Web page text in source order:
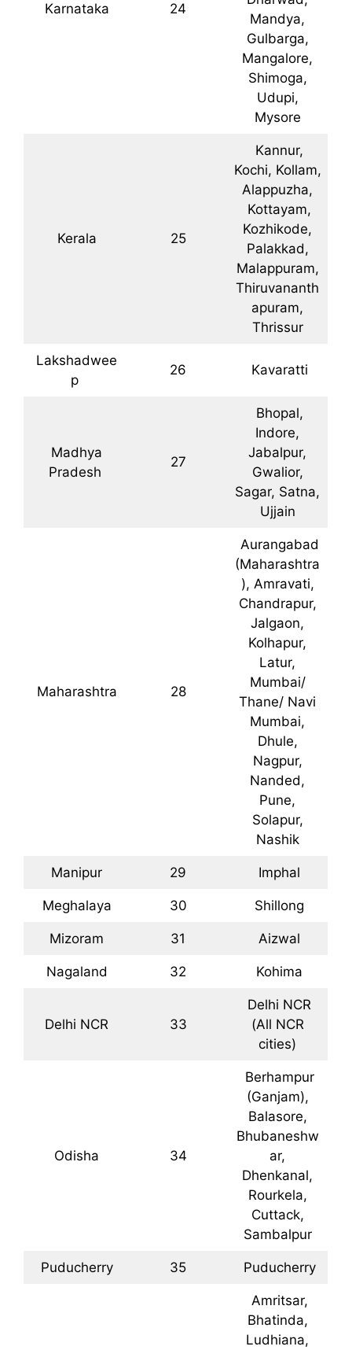
Karnataka 24
Mandya,
Gulbarga,
Mangalore,
Shimoga,
Udupi,
Mysore
Kerala 25
Kannur,
Kochi, Kollam,
Alappuzha,
Kottayam,
Kozhikode,
Palakkad,
Malappuram,
Thiruvananth
apuram,
Thrissur
Lakshadwee
p
26 Kavaratti
Madhya
Pradesh
27
Bhopal,
Indore,
Jabalpur,
Gwalior,
Sagar, Satna,
Ujjain
Maharashtra 28
Aurangabad
(Maharashtra
), Amravati,
Chandrapur,
Jalgaon,
Kolhapur,
Latur,
Mumbai/
Thane/ Navi
Mumbai,
Dhule,
Nagpur,
Nanded,
Pune,
Solapur,
Nashik
Manipur 29 Imphal
Meghalaya 30 Shillong
Mizoram 31 Aizwal
Nagaland 32 Kohima
Delhi NCR 33
Delhi NCR
(All NCR
cities)
Odisha 34
Berhampur
(Ganjam),
Balasore,
Bhubaneshw
ar,
Dhenkanal,
Rourkela,
Cuttack,
Sambalpur
Puducherry 35 Puducherry
Amritsar,
Bhatinda,
Ludhiana,